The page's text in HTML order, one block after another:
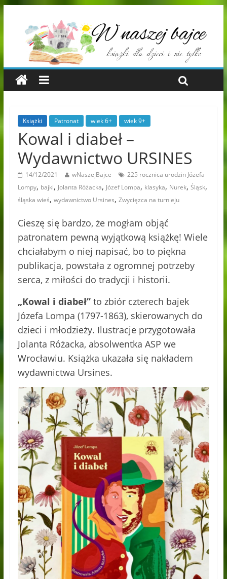
Książki Patronat wiek 6+ wiek 9+
Kowal i diabeł –
Wydawnictwo URSINES
14/12/2021 wNaszejBajce
225 rocznica urodzin Józefa
Lompy, bajki, Jolanta Różacka, Józef Lompa, klasyka, Nurek, Śląsk,
śląska wieś, wydawnictwo Ursines, Zwycięzca na turnieju
Cieszę się bardzo, że mogłam objąć
patronatem pewną wyjątkową książkę! Wiele
chciałabym o niej napisać, bo to piękna
publikacja, powstała z ogromnej potrzeby
serca, z miłości do tradycji i historii.
„Kowal i diabeł”to zbiór czterech bajek
Józefa Lompa (1797-1863), skierowanych do
dzieci i młodzieży. Ilustracje przygotowała
Jolanta Różacka, absolwentka ASP we
Wrocławiu. Książka ukazała się nakładem
wydawnictwa Ursines.